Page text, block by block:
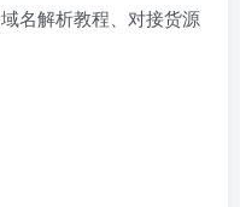
名解析教程、对接货源